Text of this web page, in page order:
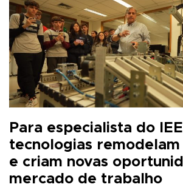
Para especialista do
tecnologias
e criam novas
mercado de trabalho